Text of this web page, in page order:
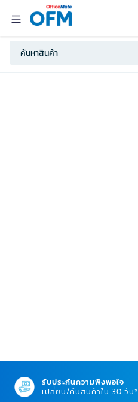
รับประกันความพึงพอใจ
เปลี่ยน/คืนสินค้าใน 30 วัน*